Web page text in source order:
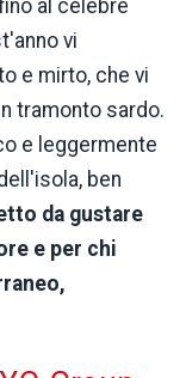
al celebre
vi
e mirto, che vi
tramonto sardo.
e leggermente
ben
da gustare
e per chi